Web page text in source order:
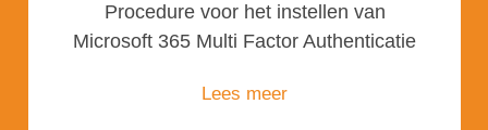
Procedure voor het instellen van
Microsoft 365 Multi Factor Authenticatie
Lees meer